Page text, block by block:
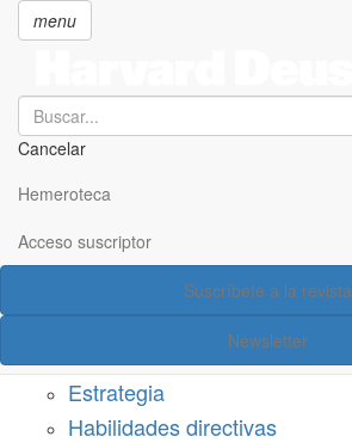
principal
menu
Search
Cancelar
Hemeroteca
Acceso suscriptor
Suscríbete a la revista
Newsletter
Acceso suscriptor
Estrategia
Habilidades directivas